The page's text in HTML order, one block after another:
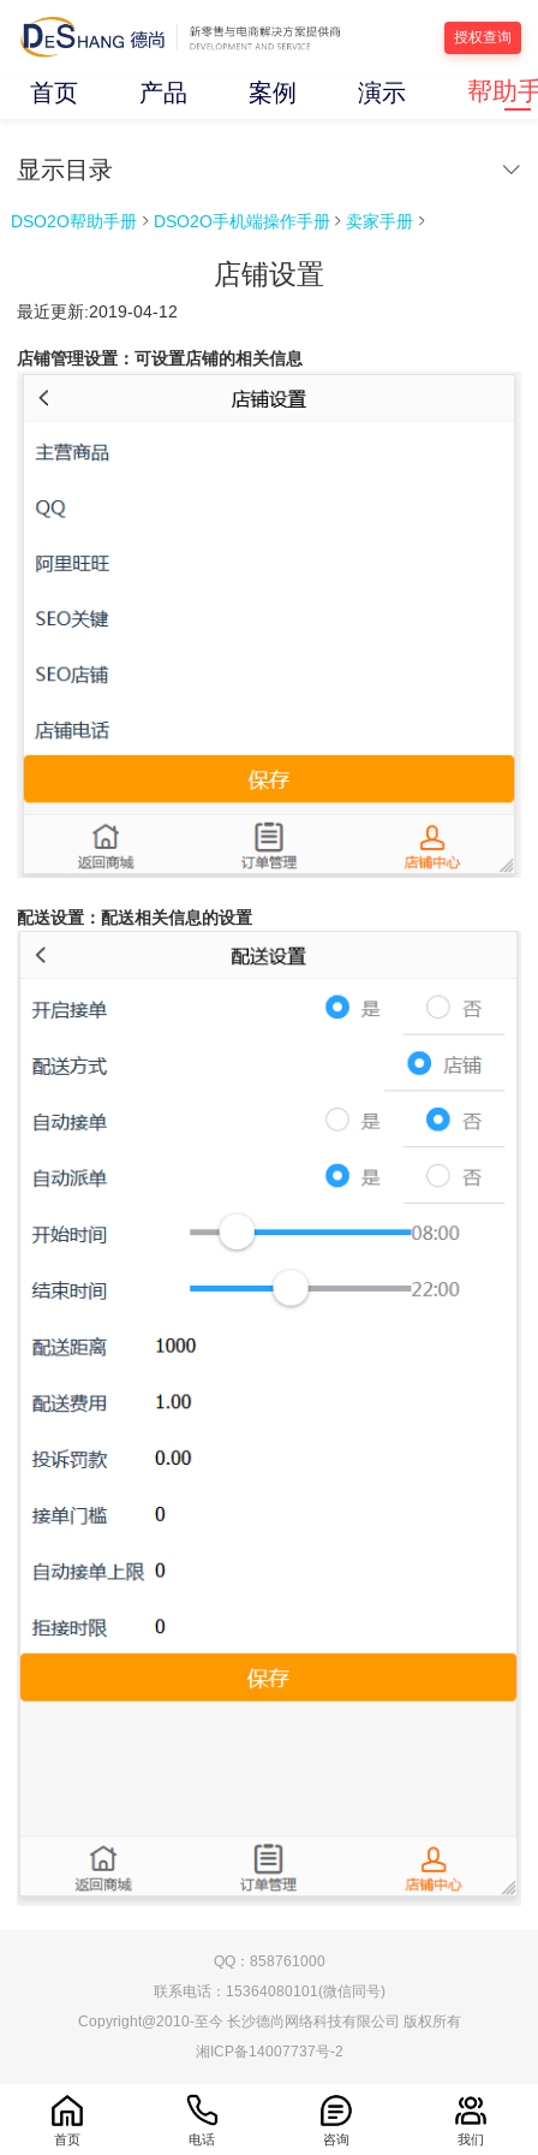
授权查询
首页 产品 案例 演示 帮助
显示目录
DSO2O帮助手册  DSO2O手机端操作手册  卖家手册 
店铺设置
最近更新:2019-04-12
店铺管理设置：可设置店铺的相关信息
配送设置：配送相关信息的设置
QQ：858761000
联系电话：15364080101(微信同号)
Copyright@2010-至今 长沙德尚网络科技有限公司 版权所有
湘ICP备14007737号-2
首页 电话 咨询 我们
0.076053s